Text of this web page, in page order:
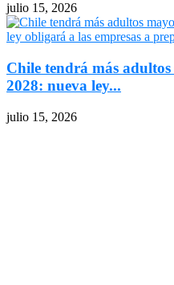
julio 15, 2026
Chile tendrá más
2028: nueva ley...
julio 15, 2026